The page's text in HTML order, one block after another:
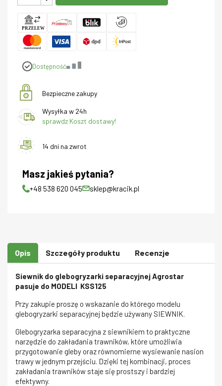
Dostępność
Bezpieczne zakupy
Wysyłka w 24h
sprawdz Koszt dostawy!
14 dni na zwrot
Masz jakieś pytania?
+48 538 620 045 sklep@kracik.pl
Opis Szczegóły produktu Recenzje
Siewnik do glebogryzarki separacyjnej Agrostar
pasuje do MODELI KSS125
Przy zakupie proszę o wskazanie do którego modelu
glebogryzarki separacyjnej będzie używany SIEWNIK.
Glebogryzarka separacyjna z siewnikiem to praktyczne
narzędzie do zakładania trawników, które umożliwia
przygotowanie gleby oraz równomierne wysiewanie nasion
trawy w jednym przejściu. Dzięki tej kombinacji, proces
zakładania trawników staje się prostszy i bardziej
efektywny.